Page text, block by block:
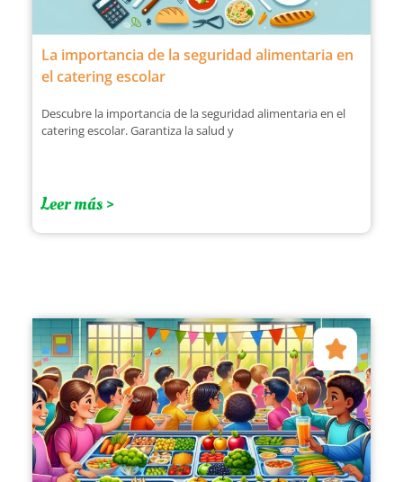
La importancia de la seguridad alimentaria en
el catering escolar
Descubre la importancia de la seguridad alimentaria en el
catering escolar. Garantiza la salud y
Leer más >